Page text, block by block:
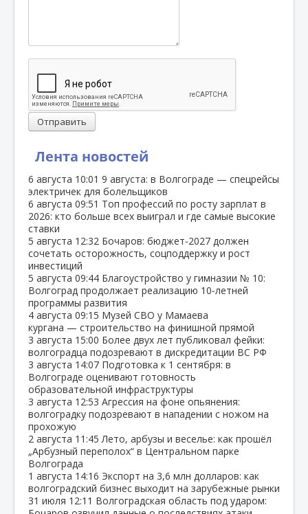
Лента новостей
6 августа 10:01 9 августа: в Волгограде — спецрейсы
электричек для болельщиков
6 августа 09:51 Топ профессий по росту зарплат в
2026: кто больше всех выиграл и где самые высокие
ставки
5 августа 12:32 Бочаров: бюджет‑2027 должен
сочетать осторожность, соцподдержку и рост
инвестиций
5 августа 09:44 Благоустройство у гимназии № 10:
Волгоград продолжает реализацию 10‑летней
программы развития
4 августа 09:15 Музей СВО у Мамаева
кургана — строительство на финишной прямой
3 августа 15:00 Более двух лет публиковал фейки:
волгоградца подозревают в дискредитации ВС РФ
3 августа 14:07 Подготовка к 1 сентября: в
Волгограде оценивают готовность
образовательной инфраструктуры
3 августа 12:53 Агрессия на фоне опьянения:
волгоградку подозревают в нападении с ножом на
прохожую
2 августа 11:45 Лето, арбузы и веселье: как прошёл
„Арбузный переполох“ в Центральном парке
Волгограда
1 августа 14:16 Экспорт на 3,6 млн долларов: как
волгоградский бизнес выходит на зарубежные рынки
31 июля 12:11 Волгоградская область под ударом:
Отправить